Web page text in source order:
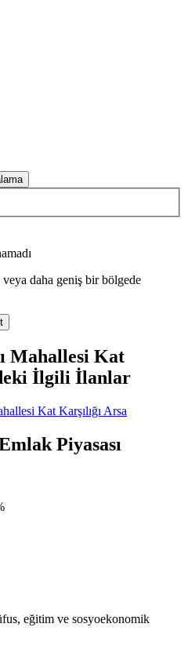
daha geniş bir bölgede
Mahallesi Kat
İlgili İlanlar
Kat Karşılığı Arsa
Piyasası
eğitim ve sosyoekonomik